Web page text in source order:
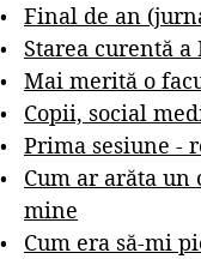
Final de an
Starea curentă
Mai merită o
Copii, social
Prima sesiune -
Cum ar arăta un
mine
Cum era să-mi